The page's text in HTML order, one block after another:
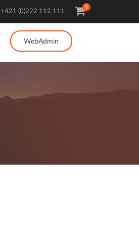
WebAdmin
+421 (0)222 112 111
0